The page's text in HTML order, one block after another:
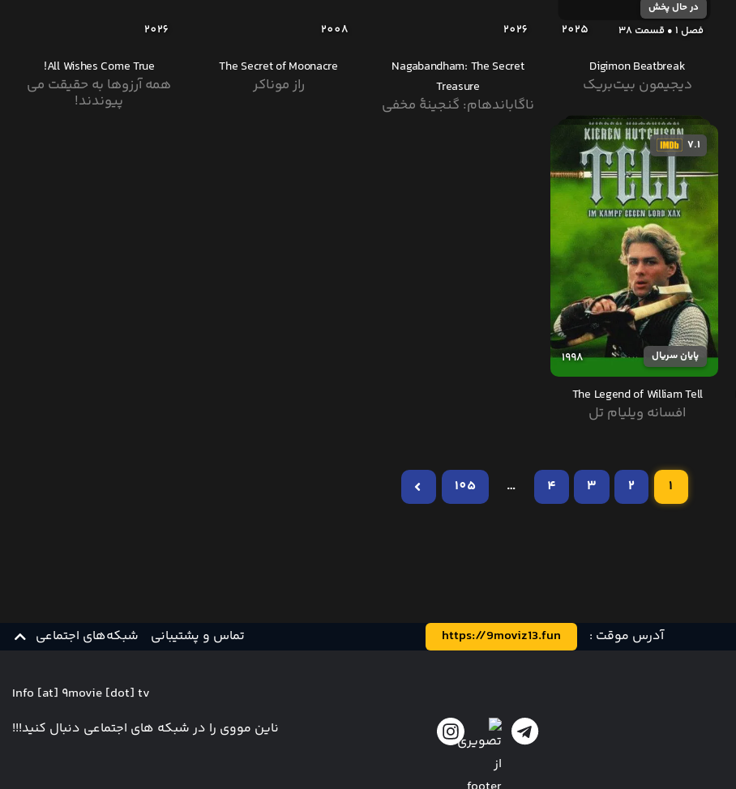
در حال پخش
فصل 1 • قسمت 38 2025
Digimon Beatbreak
دیجیمون بیت‌بریک
2026
Nagabandham: The Secret
Treasure
ناگاباندهام: گنجینهٔ مخفی
2008
The Secret of Moonacre
راز موناکر
2026
All Wishes Come True!
همه آرزوها به حقیقت می
پیوندند!
7.1
پایان سریال 1998
The Legend of William Tell
افسانه ویلیام تل
1
2
3
4
…
105
آدرس موقت : https://9moviz13.fun تماس و پشتیبانی شبکه‌های اجتماعی
Info [at] 9movie [dot] tv
ناین مووی را در شبکه های اجتماعی دنبال کنید!!!